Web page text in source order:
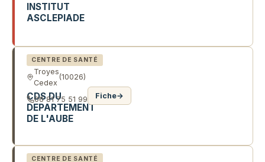
INSTITUT
ASCLEPIADE
CENTRE DE SANTÉ
Troyes
Cedex
(10026)
CDS DU
DEPARTEMENT
DE L'AUBE
06 81 75 51 99 Fiche→
CENTRE DE SANTÉ